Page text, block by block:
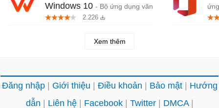
Windows 10 - Bộ ứng dụng văn
phòng miễn phí
2.226
Xem thêm
Đăng nhập Giới thiệu Điều khoản Bảo mật
Hướng
dẫn
Liên hệ Facebook Twitter DMCA